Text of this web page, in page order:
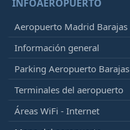
INFOAEROPUERTO
Aeropuerto Madrid Barajas
Información general
Parking Aeropuerto Barajas
Terminales del aeropuerto
Áreas WiFi - Internet